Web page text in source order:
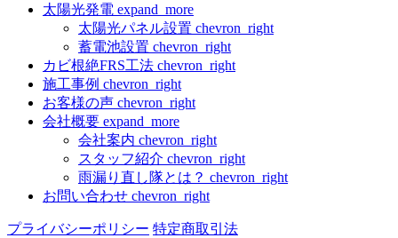
太陽光発電 expand_more
太陽光パネル設置 chevron_right
蓄電池設置 chevron_right
カビ根絶FRS工法 chevron_right
施工事例 chevron_right
お客様の声 chevron_right
会社概要 expand_more
会社案内 chevron_right
スタッフ紹介 chevron_right
雨漏り直し隊とは？ chevron_right
お問い合わせ chevron_right
プライバシーポリシー 特定商取引法